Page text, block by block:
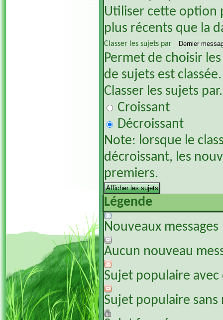
Utiliser cette option
plus récents que la
Classer les sujets par
Permet de choisir
de sujets est classée.
Classer les sujets
Croissant
Décroissant
Note: lorsque le
décroissant, les
premiers.
Légende
Nouveaux messages
Aucun nouveau
Sujet populaire
Sujet populaire